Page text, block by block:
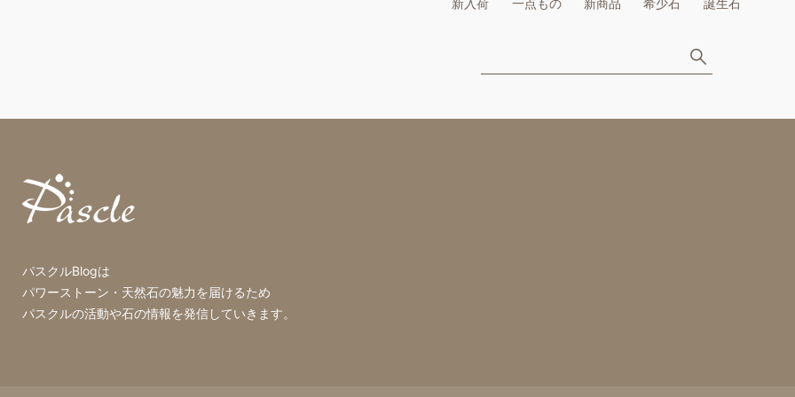
新入荷 一点もの 新商品 希少石 誕生石
パスクルBlogは
パワーストーン・天然石の魅力を届けるため
パスクルの活動や石の情報を発信していきます。